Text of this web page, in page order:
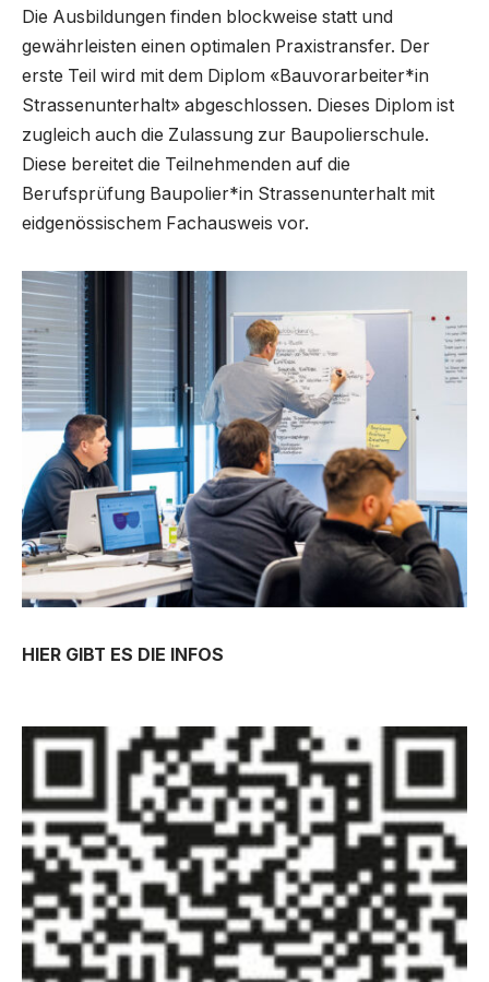
Die Ausbildungen finden blockweise statt und
gewährleisten einen optimalen Praxistransfer. Der
erste Teil wird mit dem Diplom «Bauvorarbeiter*in
Strassenunterhalt» abgeschlossen. Dieses Diplom ist
zugleich auch die Zulassung zur Baupolierschule.
Diese bereitet die Teilnehmenden auf die
Berufsprüfung Baupolier*in Strassenunterhalt mit
eidgenössischem Fachausweis vor.
HIER GIBT ES DIE INFOS